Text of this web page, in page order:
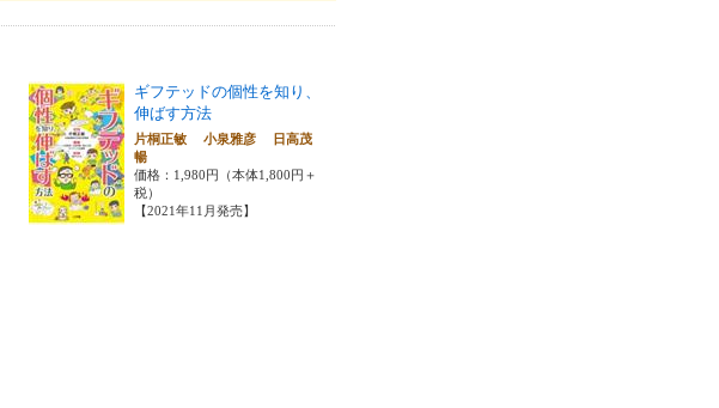
ギフテッドの個性を知り、
伸ばす方法
片桐正敏 小泉雅彦 日高茂
暢
価格：1,980円（本体1,800円＋
税）
【2021年11月発売】